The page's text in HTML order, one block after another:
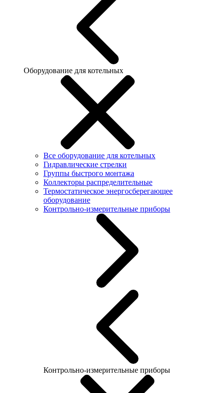
Оборудование для котельных
Все оборудование для котельных
Гидравлические стрелки
Группы быстрого монтажа
Коллекторы распределительные
Термостатическое энергосберегающее
оборудование
Контрольно-измерительные приборы
Контрольно-измерительные приборы